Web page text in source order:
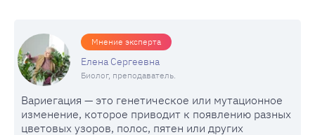
Мнение эксперта
Елена Сергеевна
Биолог, преподаватель.
Вариегация — это генетическое или мутационное
изменение, которое приводит к появлению разных
цветовых узоров, полос, пятен или других